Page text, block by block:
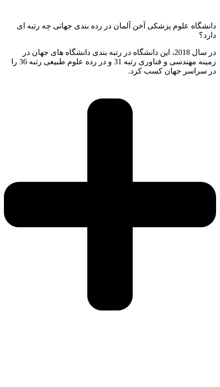
دانشگاه علوم پزشکی آخن آلمان در رده بندی جهانی چه رتبه ای
دارد؟
در سال 2018، این دانشگاه در رتبه بندی دانشگاه های جهان در
زمینه مهندسی و فناوری رتبه 31 و در رده علوم طبیعی رتبه 36 را
در سراسر جهان کسب کرد.